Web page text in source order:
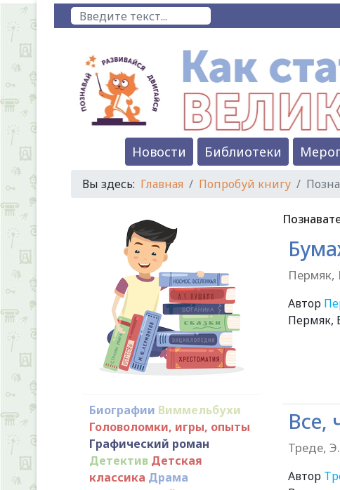
Поиск
Новости Библиотеки
Вы здесь: Главная Попробуй книгу
Биографии Виммельбухи
Головоломки, игры, опыты
Графический роман
Детектив Детская
классика Драма
Пермяк,
Автор
Пермяк,
Все,
Треде, Э.
Автор